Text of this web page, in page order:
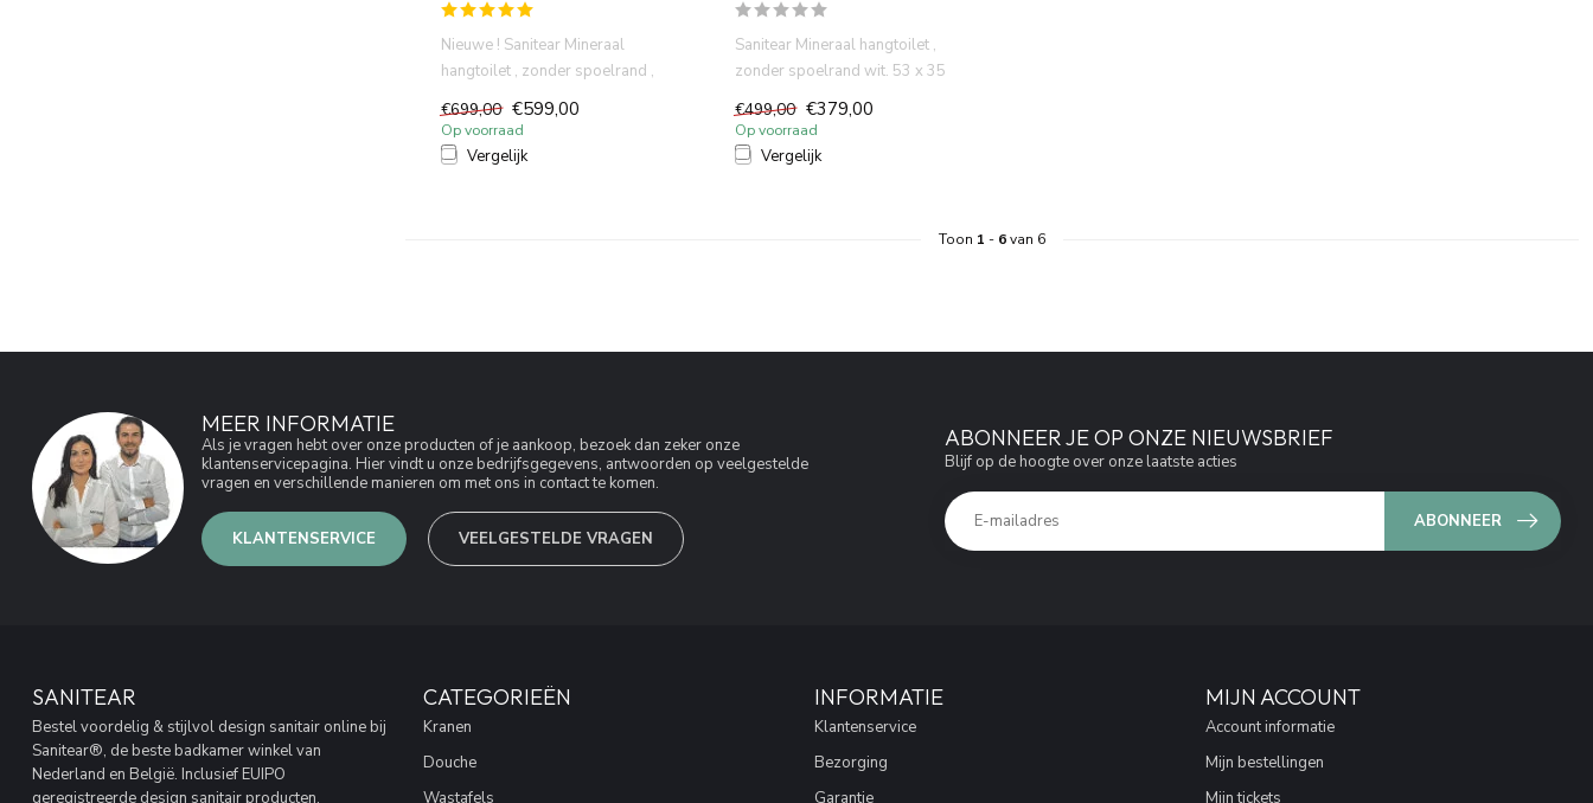
Nieuwe ! Sanitear Mineraal
hangtoilet , zonder spoelrand ,
mat wit. 53 x 35 x 36...
€699,00 €599,00
Op voorraad
Vergelijk
Sanitear Mineraal hangtoilet ,
zonder spoelrand wit. 53 x 35
x 36 cm , 2,5 lt/ 4...
€499,00 €379,00
Op voorraad
Vergelijk
Toon 1 - 6van 6
MEER INFORMATIE
Als je vragen hebt over onze producten of je aankoop, bezoek dan zeker onze
klantenservicepagina. Hier vindt u onze bedrijfsgegevens, antwoorden op veelgestelde
vragen en verschillende manieren om met ons in contact te komen.
KLANTENSERVICE VEELGESTELDE VRAGEN
ABONNEER JE OP ONZE NIEUWSBRIEF
Blijf op de hoogte over onze laatste acties
ABONNEER
SANITEAR
Bestel voordelig & stijlvol design sanitair online bij
Sanitear®, de beste badkamer winkel van
Nederland en België. Inclusief EUIPO
geregistreerde design sanitair producten.
CATEGORIEËN
Kranen
Douche
Wastafels
INFORMATIE
Klantenservice
Bezorging
Garantie
MIJN ACCOUNT
Account informatie
Mijn bestellingen
Mijn tickets